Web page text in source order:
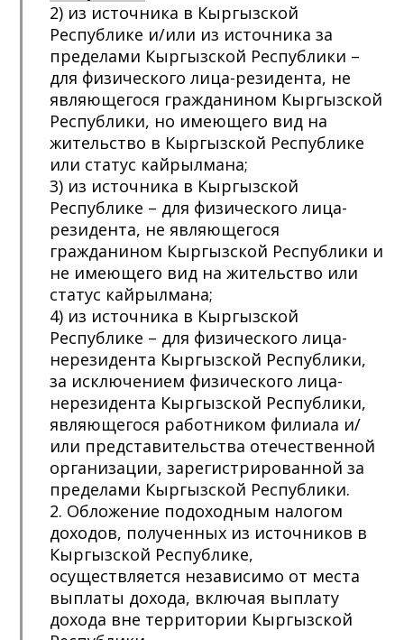
2) из источника в Кыргызской
Республике и/или из источника за
пределами Кыргызской Республики –
для физического лица-резидента, не
являющегося гражданином Кыргызской
Республики, но имеющего вид на
жительство в Кыргызской Республике
или статус кайрылмана;
3) из источника в Кыргызской
Республике – для физического лица-
резидента, не являющегося
гражданином Кыргызской Республики и
не имеющего вид на жительство или
статус кайрылмана;
4) из источника в Кыргызской
Республике – для физического лица-
нерезидента Кыргызской Республики,
за исключением физического лица-
нерезидента Кыргызской Республики,
являющегося работником филиала и/
или представительства отечественной
организации, зарегистрированной за
пределами Кыргызской Республики.
2. Обложение подоходным налогом
доходов, полученных из источников в
Кыргызской Республике,
осуществляется независимо от места
выплаты дохода, включая выплату
дохода вне территории Кыргызской